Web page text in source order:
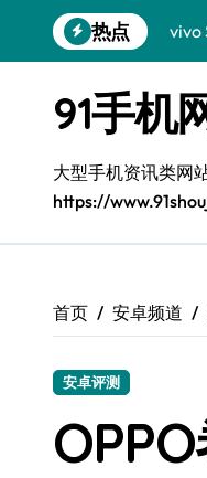
到
热点
vivo
三
三
S25
三
91手机
大型手机资讯类网
https://
首页 安卓频道
安卓评测